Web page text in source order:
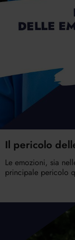
Il pericolo
Le emozioni, sia
principale pericolo